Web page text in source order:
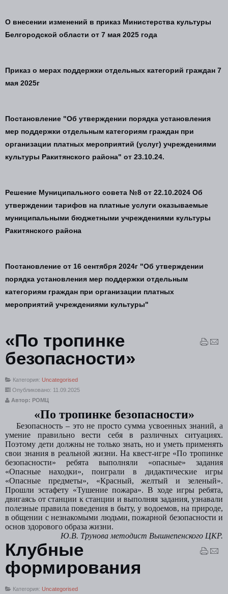
О внесении изменений в приказ Министерства культуры
Белгородской области от 7 мая 2025 года
Приказ о мерах поддержки отдельных категорий граждан 7
мая 2025г
Постановление "Об утверждении порядка установления
мер поддержки отдельным категориям граждан при
организации платных мероприятий (услуг) учреждениями
культуры Ракитянского района" от 23.10.24.
Решение Муниципального совета №8 от 22.10.2024 Об
утверждении тарифов на платные услуги оказываемые
муниципальными бюджетными учреждениями культуры
Ракитянского района
Постановление от 16 сентября 2024г "Об утверждении
порядка установления мер поддержки отдельным
категориям граждан при организации платных
мероприятий учреждениями культуры"
«По тропинке
безопасности»
Категория: Uncategorised
Опубликовано: 11.09.2025
Автор: РОМЦ
«По тропинке безопасности»
Безопасность – это не просто сумма усвоенных знаний, а
умение правильно вести себя в различных ситуациях.
Поэтому дети должны не только знать, но и уметь применять
свои знания в реальной жизни. На квест-игре «По тропинке
безопасности» ребята выполняли «опасные» задания
«Опасные находки», поиграли в дидактические игры
«Опасные предметы», «Красный, желтый и зеленый».
Прошли эстафету «Тушение пожара». В ходе игры ребята,
двигаясь от станции к станции и выполняя задания, узнавали
полезные правила поведения в быту, у водоемов, на природе,
в общении с незнакомыми людьми, пожарной безопасности и
основ здорового образа жизни.
Ю.В. Трунова методист Вышнепенского ЦКР.
Клубные
формирования
Категория: Uncategorised